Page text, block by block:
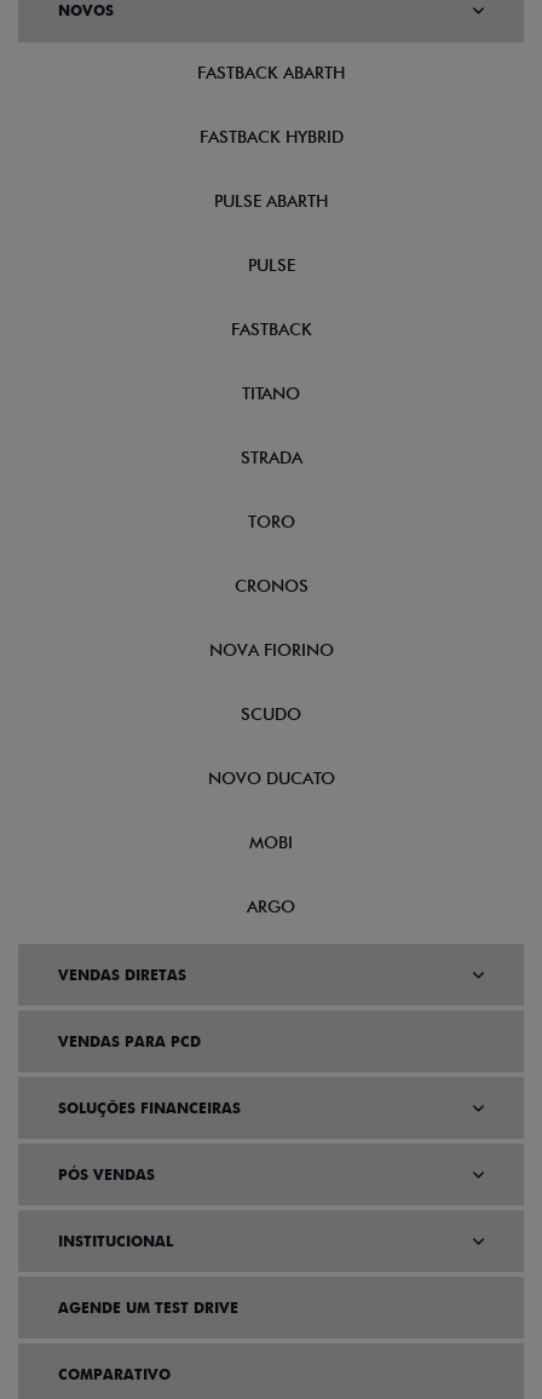
NOVOS
FASTBACK ABARTH
FASTBACK HYBRID
PULSE ABARTH
PULSE
FASTBACK
TITANO
STRADA
TORO
CRONOS
NOVA FIORINO
SCUDO
NOVO DUCATO
MOBI
ARGO
VENDAS DIRETAS
VENDAS PARA PCD
SOLUÇÕES FINANCEIRAS
PÓS VENDAS
INSTITUCIONAL
AGENDE UM TEST DRIVE
COMPARATIVO